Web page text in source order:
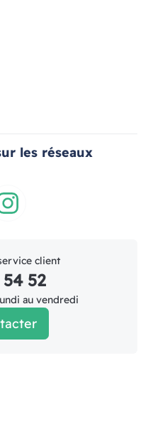
les réseaux
client
52
au vendredi